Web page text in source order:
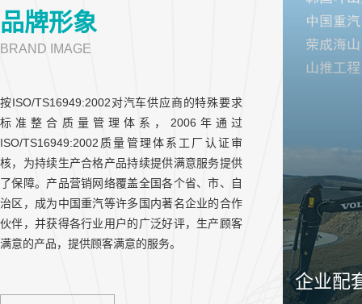
品牌形象
BRAND IMAGE
按ISO/TS16949:2002对汽车供应商的特殊要求
标准整合质量管理体系，2006年通过
ISO/TS16949:2002质量管理体系工厂认证审
核，为持续生产合格产品持续提供满意服务提供
了保障。产品营销网络覆盖全国各个省、市、自
治区，成为中国重汽等许多国内著名企业的合作
伙伴，并获得各行业用户的广泛好评，生产顾客
满意的产品，提供顾客满意的服务。
企业配